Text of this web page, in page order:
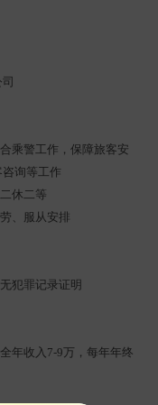
乘警工作，保障旅客安
询等工作
休二等
、服从安排
犯罪记录证明
年收入7-9万，每年年终